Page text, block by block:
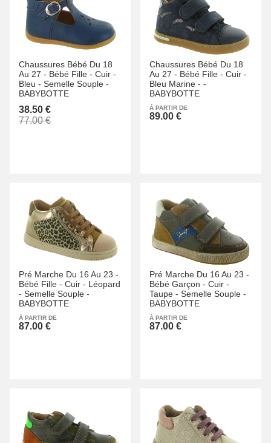
Chaussures Bébé Du 18
Au 27 - Bébé Fille - Cuir -
Bleu - Semelle Souple -
BABYBOTTE
38.50 €
77.00 €
Chaussures Bébé Du 18
Au 27 - Bébé Fille - Cuir -
Bleu Marine - -
BABYBOTTE
À PARTIR DE
89.00 €
Pré Marche Du 16 Au 23 -
Bébé Fille - Cuir - Léopard
- Semelle Souple -
BABYBOTTE
À PARTIR DE
87.00 €
Pré Marche Du 16 Au 23 -
Bébé Garçon - Cuir -
Taupe - Semelle Souple -
BABYBOTTE
À PARTIR DE
87.00 €